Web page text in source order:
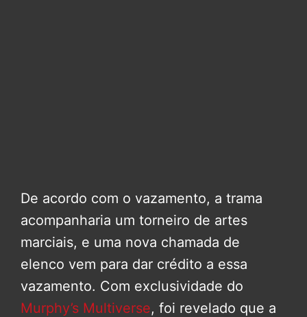
De acordo com o vazamento, a trama
acompanharia um torneiro de artes
marciais, e uma nova chamada de
elenco vem para dar crédito a essa
vazamento. Com exclusividade do
Murphy’s Multiverse, foi revelado que a